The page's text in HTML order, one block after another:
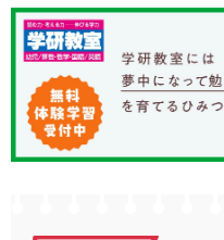
習い事
知育
マネー
健康